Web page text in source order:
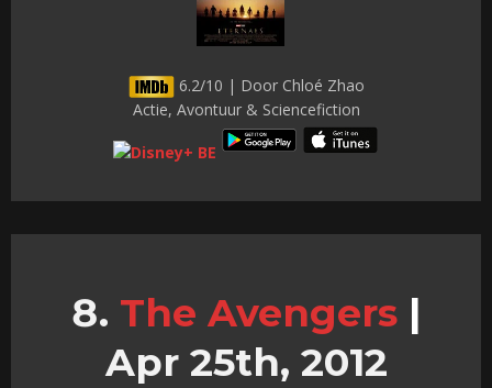
6.2/10 | Door Chloé Zhao
Actie, Avontuur & Sciencefiction
The Avengers |
Apr 25th, 2012